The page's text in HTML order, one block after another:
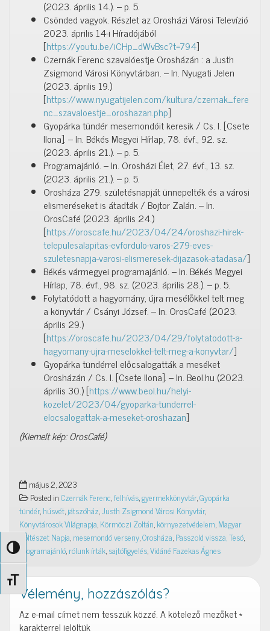
Nagy kontraszt váltása
Betűméret váltása
(2023. április 14.). – p. 5.
Csönded vagyok. Részlet az Orosházi Városi Televízió
2023. április 14-i Híradójából
[https://youtu.be/iCHp_dWvBsc?t=794]
Czernák Ferenc szavalóestje Orosházán : a Justh
Zsigmond Városi Könyvtárban. – In. Nyugati Jelen
(2023. április 19.)
[https://www.nyugatijelen.com/kultura/czernak_fere
nc_szavaloestje_oroshazan.php]
Gyopárka tündér mesemondóit keresik / Cs. I. [Csete
Ilona]. – In. Békés Megyei Hírlap, 78. évf., 92. sz.
(2023. április 21.). – p. 5.
Programajánló. – In. Orosházi Élet, 27. évf., 13. sz.
(2023. április 21.). – p. 5.
Orosháza 279. születésnapját ünnepelték és a városi
elismeréseket is átadták / Bojtor Zalán. – In.
OrosCafé (2023. április 24.)
[https://oroscafe.hu/2023/04/24/oroshazi-hirek-
telepulesalapitas-evfordulo-varos-279-eves-
szuletesnapja-varosi-elismeresek-dijazasok-atadasa/]
Békés vármegyei programajánló. – In. Békés Megyei
Hírlap, 78. évf., 98. sz. (2023. április 28.). – p. 5.
Folytatódott a hagyomány, újra mesélőkkel telt meg
a könyvtár / Csányi József. – In. OrosCafé (2023.
április 29.)
[https://oroscafe.hu/2023/04/29/folytatodott-a-
hagyomany-ujra-meselokkel-telt-meg-a-konyvtar/]
Gyopárka tündérrel előcsalogatták a meséket
Orosházán / Cs. I. [Csete Ilona]. – In. Beol.hu (2023.
április 30.) [https://www.beol.hu/helyi-
kozelet/2023/04/gyoparka-tunderrel-
elocsalogattak-a-meseket-oroshazan]
(Kiemelt kép: OrosCafé)
május 2, 2023
Posted inCzernák Ferenc,felhívás,gyermekkönyvtár,Gyopárka
tündér,húsvét,játszóház,Justh Zsigmond Városi Könyvtár,
Könyvtárosok Világnapja,Körmöczi Zoltán,környezetvédelem,Magyar
Költészet Napja,mesemondó verseny,Orosháza,Passzold vissza, Tesó,
programajánló,rólunk írták,sajtófigyelés,Vidáné Fazekas Ágnes
Vélemény, hozzászólás?
Az e-mail címet nem tesszük közzé.A kötelező mezőket*
karakterrel jelöltük